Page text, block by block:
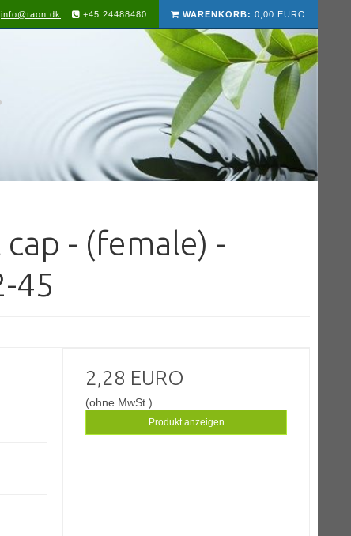
WARENKORB: 0,00 EURO
info@taon.dk +45 24488480
cap - (female) -
45
2,28 EURO
(ohne MwSt.)
Produkt anzeigen